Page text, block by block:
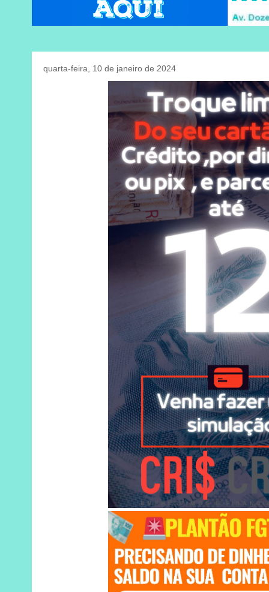
quarta-feira, 10 de janeiro de 2024